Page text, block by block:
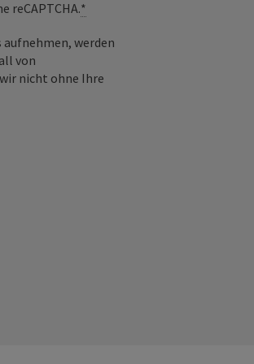
reCAPTCHA.*
werden
von
nicht ohne Ihre